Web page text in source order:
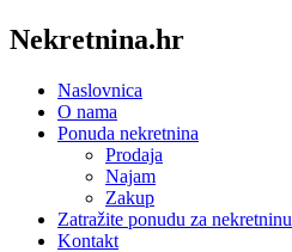
Nekretnina.hr
Naslovnica
O nama
Ponuda nekretnina
Prodaja
Najam
Zakup
Zatražite ponudu za nekretninu
Kontakt